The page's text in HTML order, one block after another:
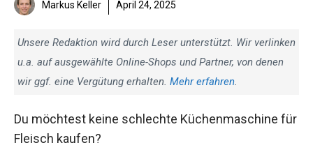
Markus Keller April 24, 2025
Unsere Redaktion wird durch Leser unterstützt. Wir verlinken
u.a. auf ausgewählte Online-Shops und Partner, von denen
wir ggf. eine Vergütung erhalten. Mehr erfahren.
Du möchtest keine schlechte Küchenmaschine für
Fleisch kaufen?